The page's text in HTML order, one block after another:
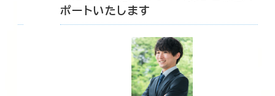
ポートいたします